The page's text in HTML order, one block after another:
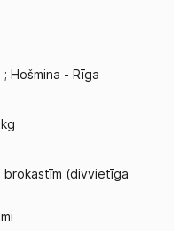
Hošmina - Rīga
brokastīm (divvietīga